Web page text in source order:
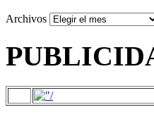
Archivos